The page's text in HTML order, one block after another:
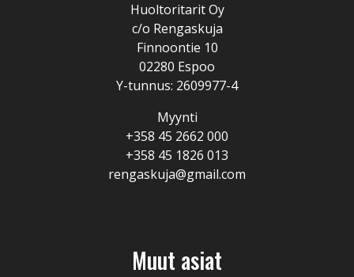
Huoltoritarit Oy
c/o Rengaskuja
Finnoontie 10
02280 Espoo
Y-tunnus: 2609977-4
Myynti
+358 45 2662 000
+358 45 1826 013
rengaskuja@gmail.com
Muut asiat